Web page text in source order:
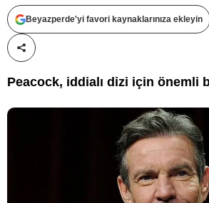
Beyazperde'yi favori kaynaklarınıza ekleyin
Paylaş!
Peacock, iddialı dizi için önemli